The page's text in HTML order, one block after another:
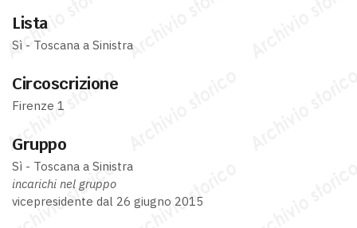
Lista
Sì - Toscana a Sinistra
Circoscrizione
Firenze 1
Gruppo
Sì - Toscana a Sinistra
incarichi nel gruppo
vicepresidente dal 26 giugno 2015